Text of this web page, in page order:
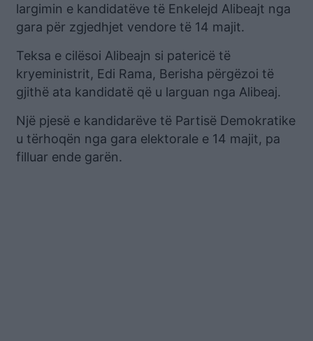
largimin e kandidatëve të Enkelejd Alibeajt nga
gara për zgjedhjet vendore të 14 majit.
Teksa e cilësoi Alibeajn si patericë të
kryeministrit, Edi Rama, Berisha përgëzoi të
gjithë ata kandidatë që u larguan nga Alibeaj.
Një pjesë e kandidarëve të Partisë Demokratike
u tërhoqën nga gara elektorale e 14 majit, pa
filluar ende garën.